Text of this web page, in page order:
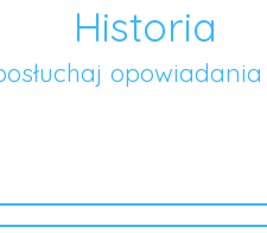
Historia